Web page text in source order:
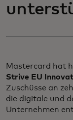
Mastercard hat
Strive EU
Zuschüsse an
die digitale und
Unternehmen